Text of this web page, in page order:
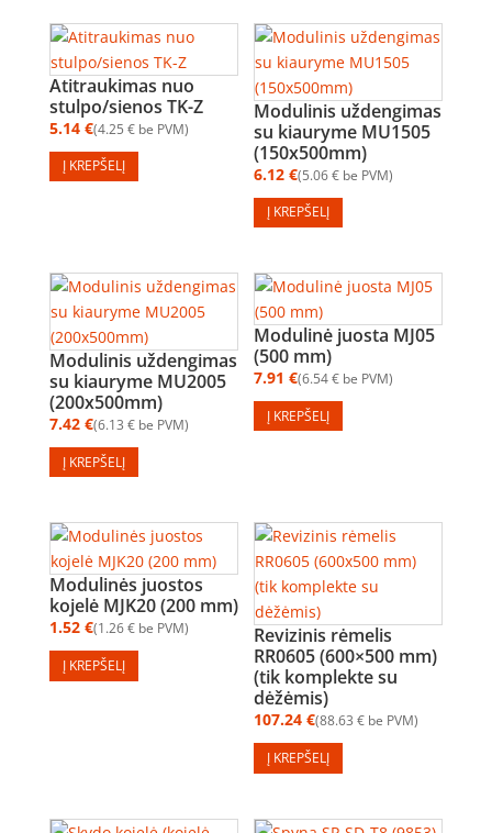
Atitraukimas nuo
stulpo/sienos TK-Z
5.14 € 4.25 € be PVM
Į KREPŠELĮ
Modulinis uždengimas
su kiauryme MU1505
(150x500mm)
6.12€ 5.06€ be PVM
Į KREPŠELĮ
Modulinis uždengimas
su kiauryme MU2005
(200x500mm)
7.42 € 6.13 € be PVM
Į KREPŠELĮ
Modulinė juosta MJ05
(500 mm)
7.91€ 6.54€ be PVM
Į KREPŠELĮ
Modulinės juostos
kojelė MJK20 (200 mm)
1.52 € 1.26€ be PVM
Į KREPŠELĮ
Revizinis rėmelis
RR0605 (600×500 mm)
(tik komplekte su
dėžėmis)
107.24€ 88.63€ be PVM
Į KREPŠELĮ